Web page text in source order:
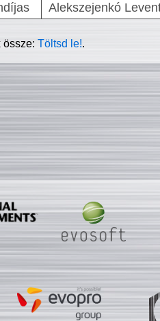
Alekszejenkó
össze:Töltsd le!.